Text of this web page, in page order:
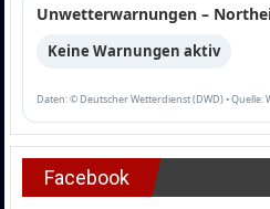
Unwetterwarnungen –
Keine Warnungen aktiv
Daten: © Deutscher Wetterdienst (DWD) • Quelle:
Facebook